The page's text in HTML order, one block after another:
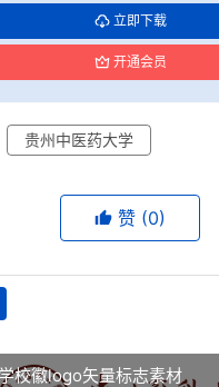
立即下载
开通会员
贵州中医药大学
赞 (0)
校徽logo矢量标志素材